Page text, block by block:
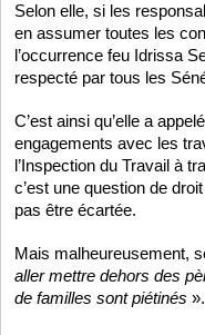
Selon elle, si les
en assumer toutes les
l’occurrence feu Idrissa
respecté par tous les
C’est ainsi qu’elle a
engagements avec les
l’Inspection du Travail à
c’est une question de
pas être écartée.
Mais malheureusement,
aller mettre dehors des
de familles sont piétinés ».